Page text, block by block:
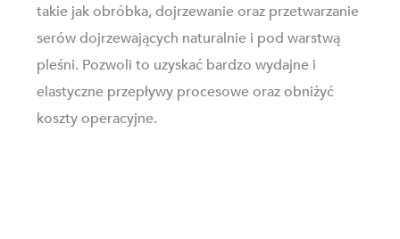
takie jak obróbka, dojrzewanie oraz przetwarzanie
serów dojrzewających naturalnie i pod warstwą
pleśni. Pozwoli to uzyskać bardzo wydajne i
elastyczne przepływy procesowe oraz obniżyć
koszty operacyjne.